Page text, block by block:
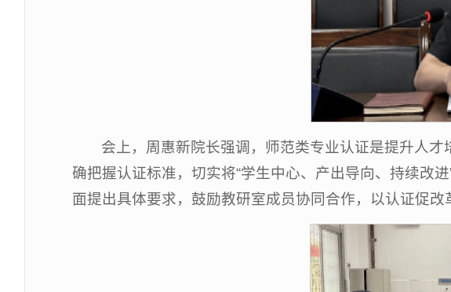
会上，周惠新院长强调，师范类专业认证是提升人
确把握认证标准，切实将“学生中心、产出导向、持续改
面提出具体要求，鼓励教研室成员协同合作，以认证促改